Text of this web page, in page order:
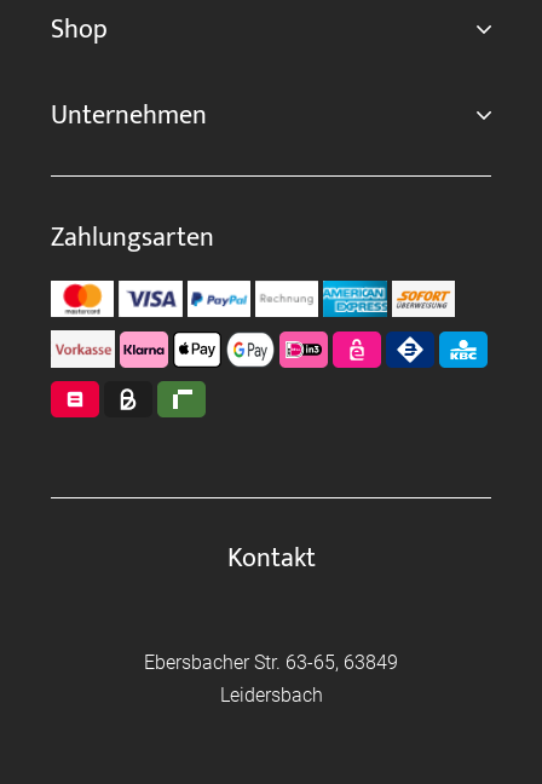
Shop
Unternehmen
Zahlungsarten
Kontakt
Ebersbacher Str. 63-65, 63849
Leidersbach